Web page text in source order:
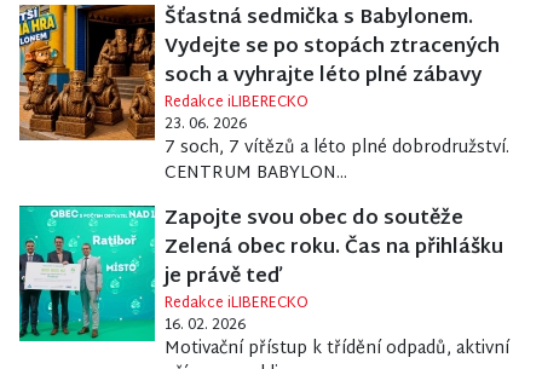
Šťastná sedmička s Babylonem.
Vydejte se po stopách ztracených
soch a vyhrajte léto plné zábavy
Redakce iLIBERECKO
23. 06. 2026
7 soch, 7 vítězů a léto plné dobrodružství.
CENTRUM BABYLON...
Zapojte svou obec do soutěže
Zelená obec roku. Čas na přihlášku
je právě teď
Redakce iLIBERECKO
16. 02. 2026
Motivační přístup k třídění odpadů, aktivní